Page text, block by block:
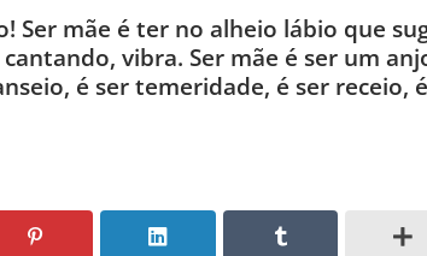
Ser mãe é ter no alheio lábio que
vibra. Ser mãe é ser um
é ser temeridade, é ser receio, é